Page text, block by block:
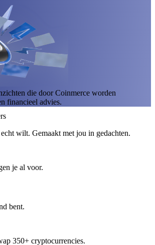
die door Coinmerce worden
financieel advies.
wilt. Gemaakt met jou in gedachten.
je al voor.
bent.
350+ cryptocurrencies.